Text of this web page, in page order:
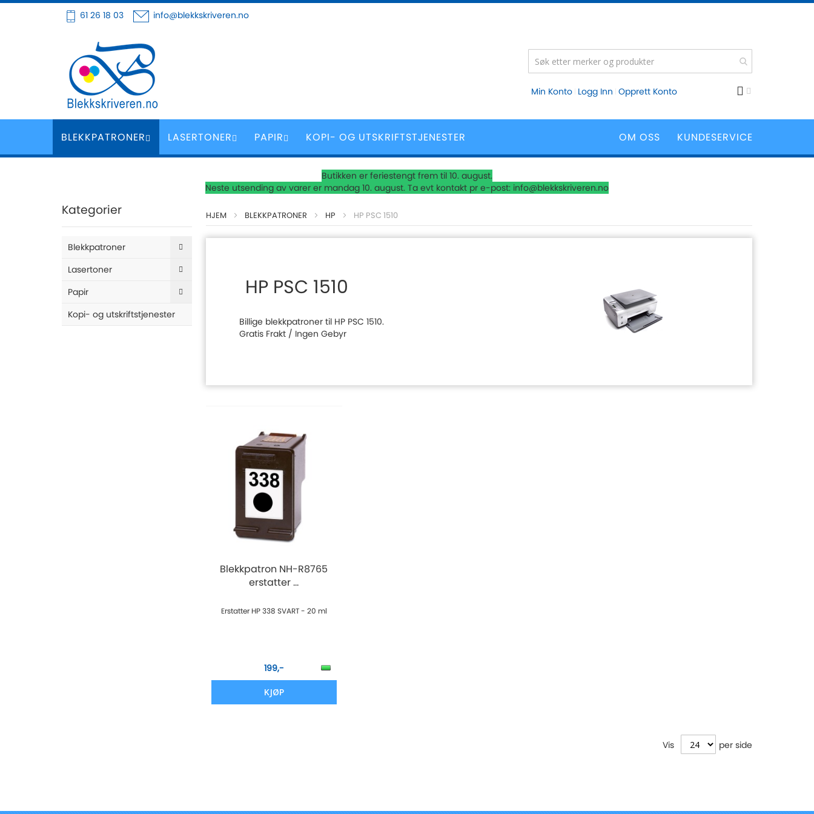
Hoppe
innhold
61 26 18 03 info@blekkskriveren.no
Min Konto Logg Inn Opprett Konto
BLEKKPATRONER LASERTONER PAPIR KOPI- OG UTSKRIFTSTJENESTER KUNDESERVICE
OM OSS
Butikken er feriestengt frem til 10. august.
Neste utsending av varer er mandag 10. august. Ta evt kontakt pr e-post: info@blekkskriveren.no
HJEM BLEKKPATRONER HP HP PSC 1510
HP PSC 1510
Billige blekkpatroner til HP PSC 1510.
Gratis Frakt / Ingen Gebyr
Blekkpatron NH-R8765
erstatter ...
Erstatter HP 338 SVART - 20 ml
199,-
KJØP
Vis per side
Kategorier
Blekkpatroner
Lasertoner
Papir
Kopi- og utskriftstjenester